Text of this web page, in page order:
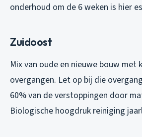
onderhoud om de 6 weken is hier
Zuidoost
Mix van oude en nieuwe bouw met
overgangen. Let op bij die
60% van de verstoppingen door
Biologische hoogdruk reiniging